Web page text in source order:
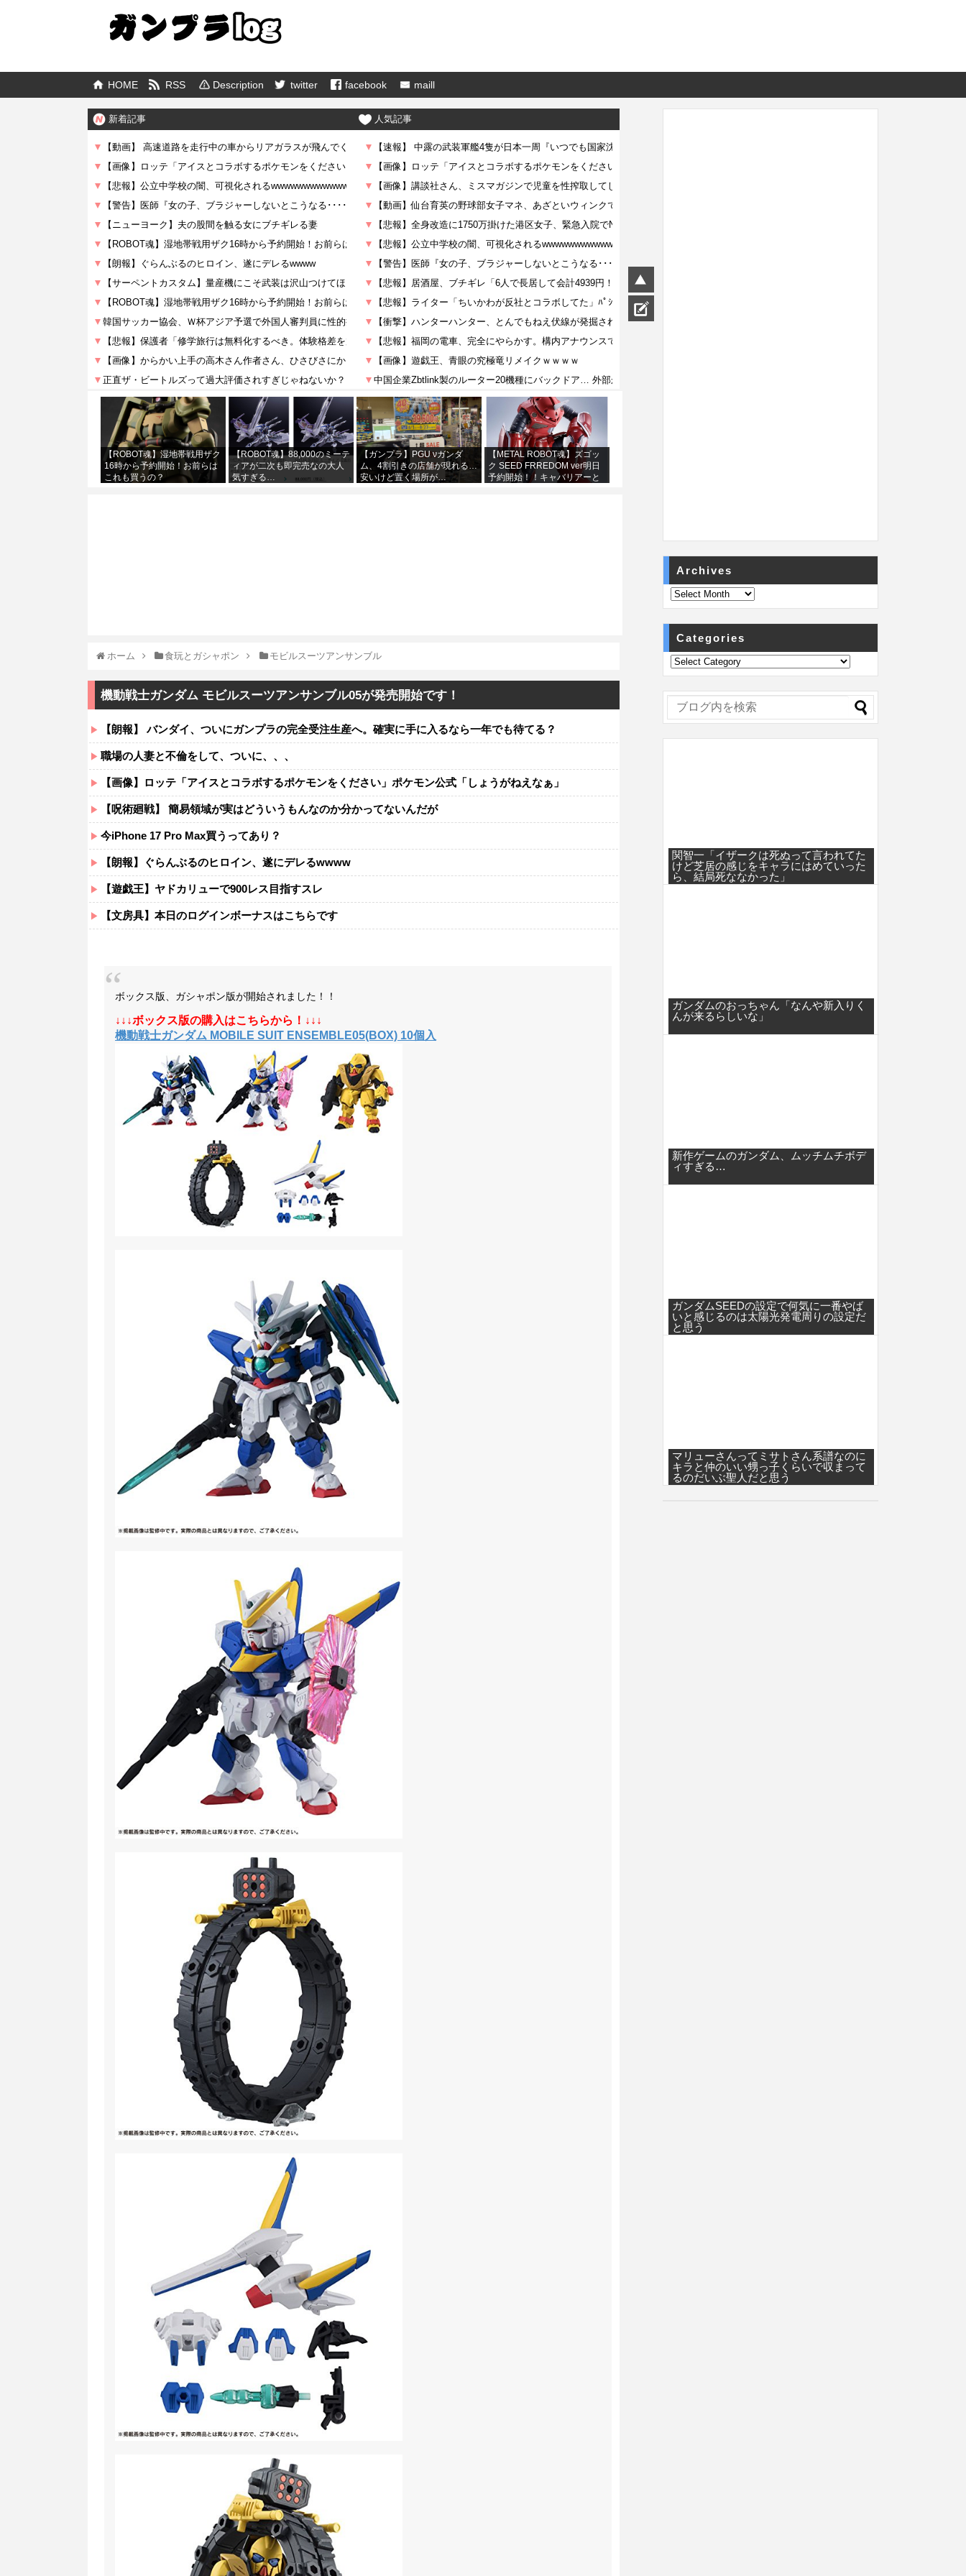
HOME RSS Description twitter facebook maill
新着記事 人気記事
【ROBOT魂】湿地帯戦用ザク
16時から予約開始！お前らは
これも買うの？
【ROBOT魂】88,000のミーテ
ィアが二次も即完売なの大人
気すぎる…
【ガンプラ】PGU νガンダ
ム、4割引きの店舗が現れる…
安いけど置く場所が…
【METAL ROBOT魂】ズゴッ
ク SEED FRREDOM ver明日
予約開始！！キャバリアーと
ホーム 食玩とガシャポン モビルスーツアンサンブル
機動戦士ガンダム モビルスーツアンサンブル05が発売開始です！
【朗報】 バンダイ、ついにガンプラの完全受注生産へ。確実に手に入るなら一年でも待てる？
職場の人妻と不倫をして、ついに、、、
【画像】ロッテ「アイスとコラボするポケモンをください」ポケモン公式「しょうがねえなぁ」
【呪術廻戦】 簡易領域が実はどういうもんなのか分かってないんだが
今iPhone 17 Pro Max買うってあり？
【朗報】ぐらんぶるのヒロイン、遂にデレるwwww
【遊戯王】ヤドカリューで900レス目指すスレ
【文房具】本日のログインボーナスはこちらです
ボックス版、ガシャポン版が開始されました！！
↓↓↓ボックス版の購入はこちらから！↓↓↓
機動戦士ガンダム MOBILE SUIT ENSEMBLE05(BOX) 10個入
Archives
Categories
関智一「イザークは死ぬって言われてた
けど芝居の感じをキャラにはめていった
ら、結局死ななかった」
ガンダムのおっちゃん「なんや新入りく
んが来るらしいな」
新作ゲームのガンダム、ムッチムチボデ
ィすぎる…
ガンダムSEEDの設定で何気に一番やば
いと感じるのは太陽光発電周りの設定だ
と思う
マリューさんってミサトさん系譜なのに
キラと仲のいい甥っ子くらいで収まって
るのだいぶ聖人だと思う